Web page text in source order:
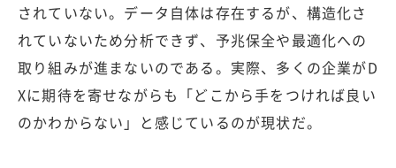
されていない。データ自体は存在するが、構造化さ
れていないため分析できず、予兆保全や最適化への
取り組みが進まないのである。実際、多くの企業がD
Xに期待を寄せながらも「どこから手をつければ良い
のかわからない」と感じているのが現状だ。